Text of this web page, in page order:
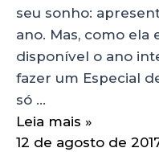
seu sonho:
ano. Mas, como ela
disponível o ano
fazer um Especial
só …
Leia mais »
12 de agosto de